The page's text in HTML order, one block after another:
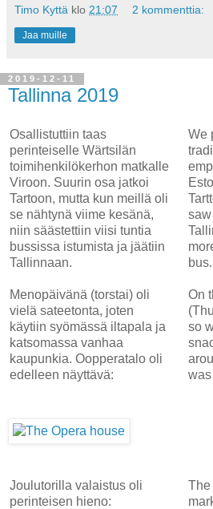
Timo Kyttä klo 21:07 2 kommenttia:
Jaa muille
2019-12-11
Tallinna 2019
Osallistuttiin taas
perinteiselle Wärtsilän
toimihenkilökerhon matkalle
Viroon. Suurin osa jatkoi
Tartoon, mutta kun meillä oli
se nähtynä viime kesänä,
niin säästettiin viisi tuntia
bussissa istumista ja jäätiin
Tallinnaan.
Menopäivänä (torstai) oli
vielä sateetonta, joten
käytiin syömässä iltapala ja
katsomassa vanhaa
kaupunkia. Oopperatalo oli
edelleen näyttävä:
We
bus.
On
so
Joulutorilla valaistus oli
perinteisen hieno:
The